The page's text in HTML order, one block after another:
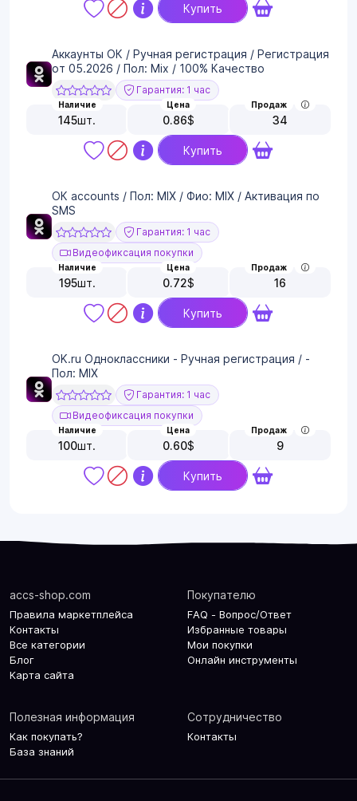
Купить
Аккаунты ОК / Ручная регистрация / Регистрация
от 05.2026 / Пол: Mix / 100% Качество
Гарантия: 1 час
Наличие
145шт.
Цена
0.86$
Продаж
34
Купить
ОК accounts / Пол: MIX / Фио: MIX / Активация по
SMS
Гарантия: 1 час
Видеофиксация покупки
Наличие
195шт.
Цена
0.72$
Продаж
16
Купить
OK.ru Одноклассники - Ручная регистрация / -
Пол: MIX
Гарантия: 1 час
Видеофиксация покупки
Наличие
100шт.
Цена
0.60$
Продаж
9
Купить
accs-shop.com
Правила маркетплейса
Контакты
Все категории
Блог
Карта сайта
Покупателю
FAQ - Вопрос/Ответ
Избранные товары
Мои покупки
Онлайн инструменты
Полезная информация
Как покупать?
База знаний
Сотрудничество
Контакты